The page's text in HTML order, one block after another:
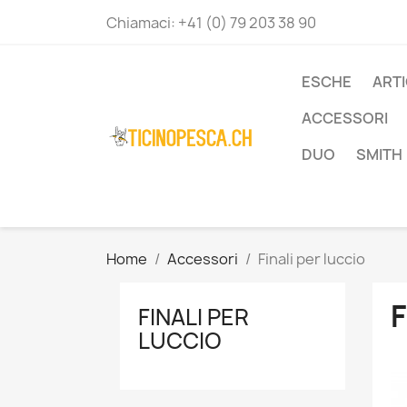
Chiamaci: +41 (0) 79 203 38 90
ESCHE
ACCESSORI
DUO
SMITH
Home Accessori Finali per luccio
FINALI PER
LUCCIO